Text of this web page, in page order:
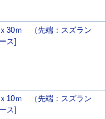
30ｍ （先端：スズラン
ス]
10ｍ （先端：スズラン
ス]